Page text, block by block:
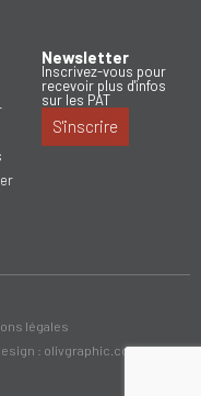
Newsletter
Inscrivez-vous pour
recevoir plus d'infos
sur les PAT
S'inscrire
légales
: olivgraphic.com